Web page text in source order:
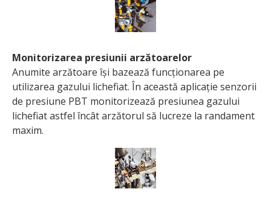
Monitorizarea presiunii arzătoarelor
Anumite arzătoare își bazează funcționarea pe
utilizarea gazului lichefiat. În această aplicație senzorii
de presiune PBT monitorizează presiunea gazului
lichefiat astfel încât arzătorul să lucreze la randament
maxim.